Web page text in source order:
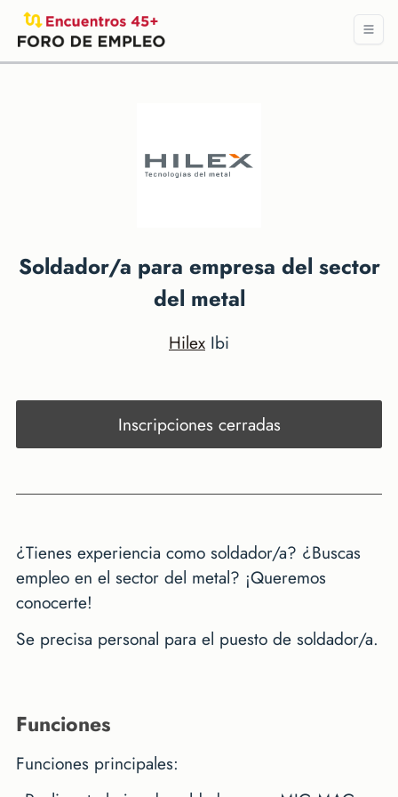
Soldador/a para empresa del sector
del metal
Hilex Ibi
Inscripciones cerradas
¿Tienes experiencia como soldador/a? ¿Buscas
empleo en el sector del metal? ¡Queremos
conocerte!
Se precisa personal para el puesto de soldador/a.
funciones
Funciones principales: